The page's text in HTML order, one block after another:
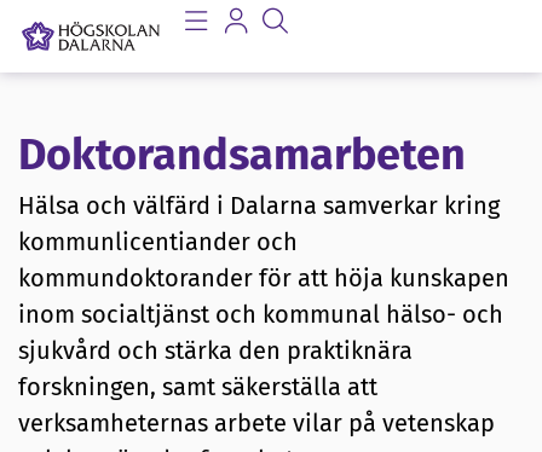
Doktorandsamarbeten
Hälsa och välfärd i Dalarna samverkar kring
kommunlicentiander och
kommundoktorander för att höja kunskapen
inom socialtjänst och kommunal hälso- och
sjukvård och stärka den praktiknära
forskningen, samt säkerställa att
verksamheternas arbete vilar på vetenskap